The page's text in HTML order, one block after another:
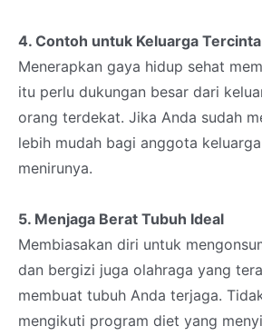
4. Contoh untuk Keluarga Tercinta
Menerapkan gaya hidup sehat
itu perlu dukungan besar dari
orang terdekat. Jika Anda sudah
lebih mudah bagi anggota
menirunya.
5. Menjaga Berat Tubuh Ideal
Membiasakan diri untuk
dan bergizi juga olahraga yang
membuat tubuh Anda terjaga.
mengikuti program diet yang